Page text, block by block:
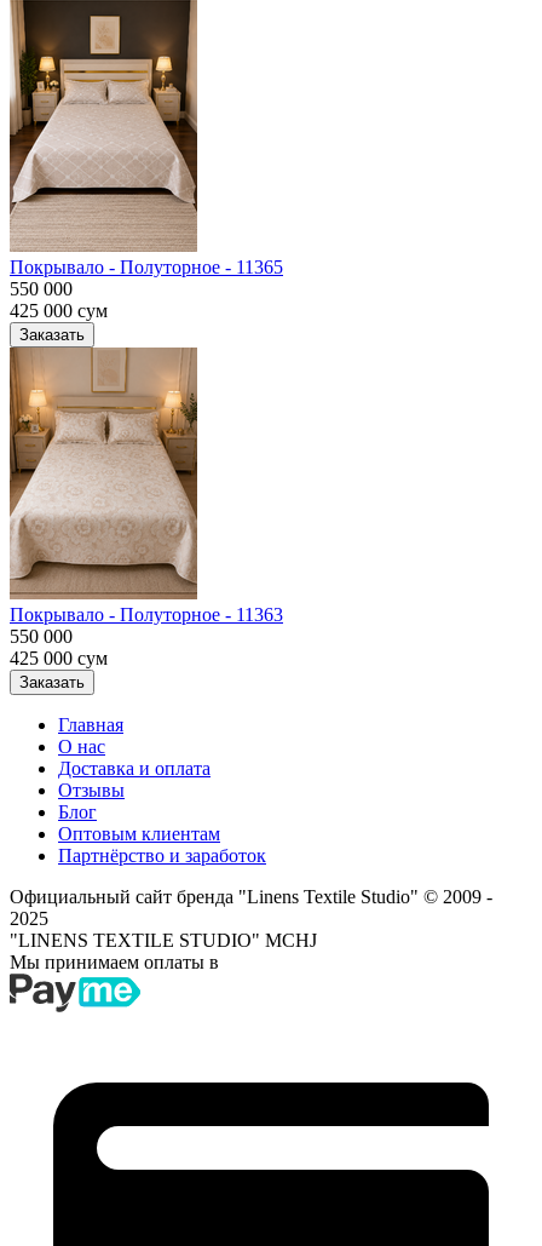
Покрывало - Полуторное - 11365
550 000
425 000 сум
Заказать
Покрывало - Полуторное - 11363
550 000
425 000 сум
Заказать
Главная
О нас
Доставка и оплата
Отзывы
Блог
Оптовым клиентам
Партнёрство и заработок
Официальный сайт бренда "Linens Textile Studio" © 2009 -
2025
"LINENS TEXTILE STUDIO" MCHJ
Мы принимаем оплаты в